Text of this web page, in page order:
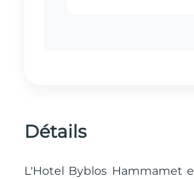
Détails
L'Hotel Byblos Hammamet